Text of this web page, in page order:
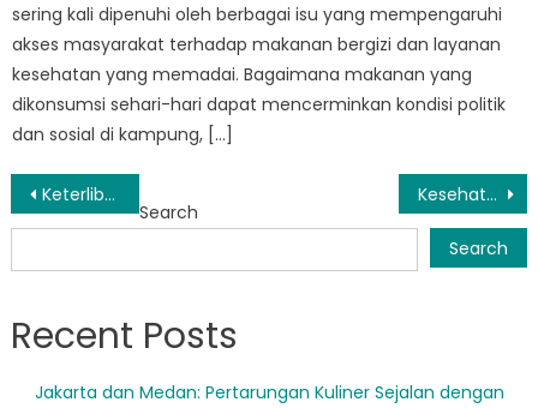
sering kali dipenuhi oleh berbagai isu yang mempengaruhi
akses masyarakat terhadap makanan bergizi dan layanan
kesehatan yang memadai. Bagaimana makanan yang
dikonsumsi sehari-hari dapat mencerminkan kondisi politik
dan sosial di kampung, […]
Post
navigation
Keterlibatan Masyarakat dan Ketahanan Bencana: Peran BPBD Jatim Probolinggo Kesehatan Masyarakat di Tengah Hobi Sepak Bola
Search
Search
Recent Posts
Jakarta dan Medan: Pertarungan Kuliner Sejalan dengan